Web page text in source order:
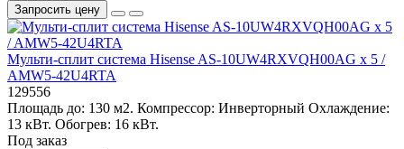
Запросить цену
Мульти-сплит система Hisense AS-10UW4RXVQH00AG x 5 /
AMW5-42U4RTA
129556
Площадь до: 130 м2. Компрессор: Инверторный Охлаждение:
13 кВт. Обогрев: 16 кВт.
Под заказ